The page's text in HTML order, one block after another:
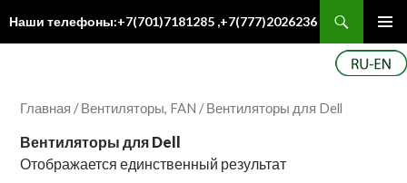
Наши телефоны:+7(701)7181285 ,+7(777)2026236
Главная /Вентиляторы, FAN / Вентиляторы для Dell
Вентиляторы для Dell
Отображается единственный результат